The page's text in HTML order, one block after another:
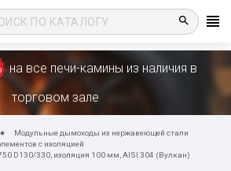
search
на все печи-камины из наличия в
торговом зале
Модульные дымоходы из нержавеющей стали
с изоляцией
D130/330, изоляция 100 мм, AISI 304 (Вулкан)